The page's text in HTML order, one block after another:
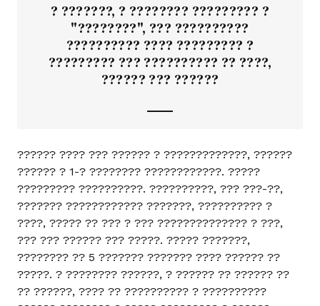
? ???????, ? ???????? ????????? ?
"????????", ??? ??????????
?????????? ???? ????????? ?
????????? ??? ?????????? ?? ????,
?????? ??? ??????
?????? ???? ??? ?????? ? ?????????????, ??????
?????? ? 1-? ???????? ????????????. ?????
????????? ??????????. ??????????, ??? ???-??,
??????? ???????????? ???????, ?????????? ?
????, ????? ?? ??? ? ??? ?????????????? ? ???,
??? ??? ?????? ??? ?????. ????? ???????,
???????? ?? 5 ??????? ??????? ???? ?????? ??
?????. ? ???????? ??????, ? ?????? ?? ?????? ??
?? ??????, ???? ?? ?????????? ? ??????????